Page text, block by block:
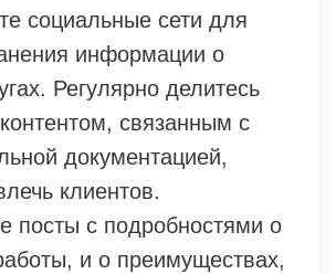
социальные сети для
информации о
Регулярно делитесь
связанным с
документацией,
клиентов.
посты с подробностями о
и о преимуществах,